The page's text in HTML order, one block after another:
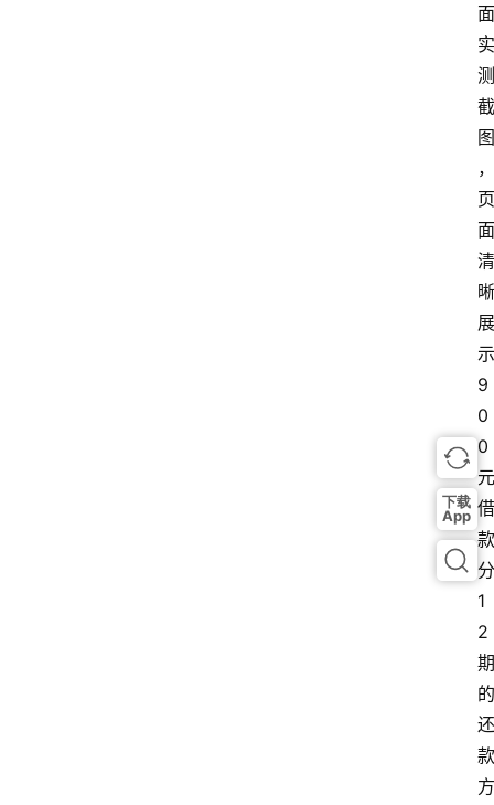
面
实
测
截
图
，
页
面
清
晰
展
示
9
0
0
元
借
款
分
1
2
期
的
还
款
方
下载
App